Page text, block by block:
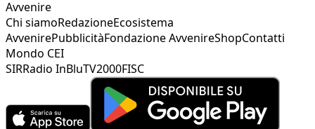
Avvenire
Chi siamoRedazioneEcosistema
AvvenirePubblicitàFondazione AvvenireShopContatti
Mondo CEI
SIRRadio InBluTV2000FISC